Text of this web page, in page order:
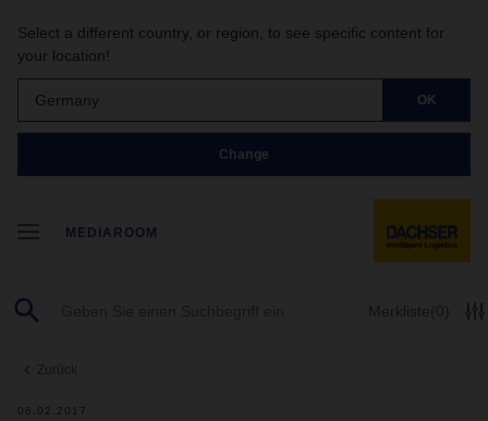
Select a different country, or region, to see specific content for
your location!
Germany OK
Change
MEDIAROOM
Merkliste(0)
Zurück
06.02.2017